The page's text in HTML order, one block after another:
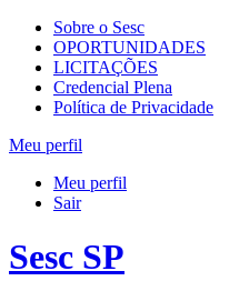
Sobre o Sesc
OPORTUNIDADES
LICITAÇÕES
Credencial Plena
Política de Privacidade
Meu perfil
Meu perfil
Sair
Sesc SP